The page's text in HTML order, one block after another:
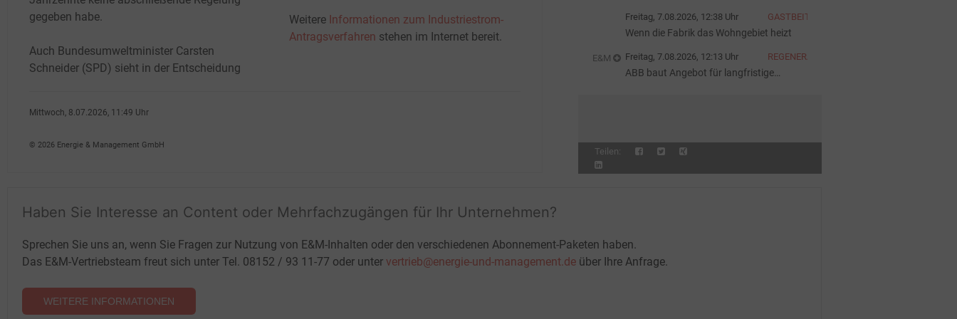
gegeben habe.
Auch Bundesumweltminister Carsten
Schneider (SPD) sieht in der Entscheidung
Weitere Informationen zum Industriestrom-
Antragsverfahren stehen im Internet bereit.
Mittwoch, 8.07.2026, 11:49 Uhr
© 2026 Energie & Management GmbH
Freitag, 7.08.2026, 12:38 Uhr GASTBEITRAG
Wenn die Fabrik das Wohngebiet heizt
E&M Freitag, 7.08.2026, 12:13 Uhr REGENERATIVE
ABB baut Angebot für langfristige
Teilen:
Haben Sie Interesse an Content oder Mehrfachzugängen für Ihr Unternehmen?
Sprechen Sie uns an, wenn Sie Fragen zur Nutzung von E&M-Inhalten oder den verschiedenen Abonnement-Paketen haben.
Das E&M-Vertriebsteam freut sich unter Tel. 08152 / 93 11-77 oder unter vertrieb@energie-und-management.de über Ihre Anfrage.
WEITERE INFORMATIONEN